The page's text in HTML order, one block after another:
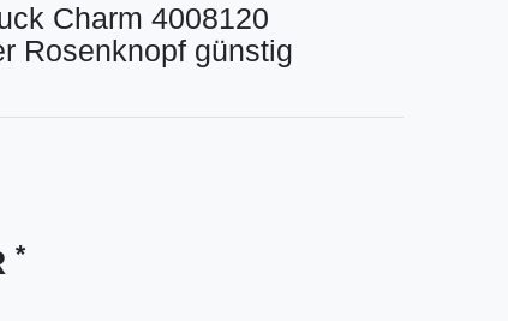
Charm 4008120
Rosenknopf günstig
*